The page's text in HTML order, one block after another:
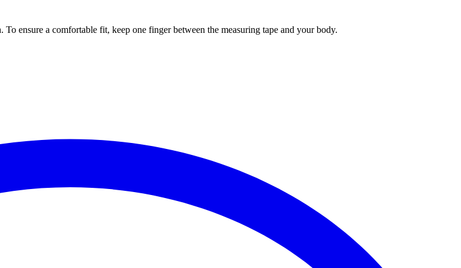
ensure a comfortable fit, keep one finger between the measuring tape and your body.